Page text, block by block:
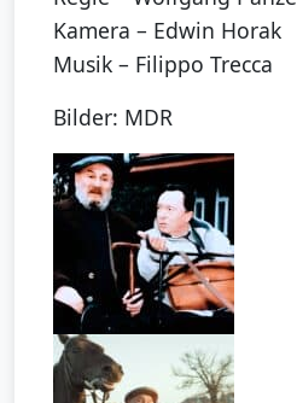
Kamera – Edwin Horak
Musik – Filippo Trecca
Bilder: MDR